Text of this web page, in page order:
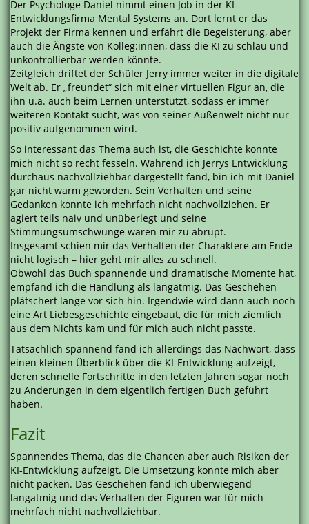
Der Psychologe Daniel nimmt einen Job in der KI-
Entwicklungsfirma Mental Systems an. Dort lernt er das
Projekt der Firma kennen und erfährt die Begeisterung, aber
auch die Ängste von Kolleg:innen, dass die KI zu schlau und
unkontrollierbar werden könnte.
Zeitgleich driftet der Schüler Jerry immer weiter in die digitale
Welt ab. Er „freundet“ sich mit einer virtuellen Figur an, die
ihn u.a. auch beim Lernen unterstützt, sodass er immer
weiteren Kontakt sucht, was von seiner Außenwelt nicht nur
positiv aufgenommen wird.
So interessant das Thema auch ist, die Geschichte konnte
mich nicht so recht fesseln. Während ich Jerrys Entwicklung
durchaus nachvollziehbar dargestellt fand, bin ich mit Daniel
gar nicht warm geworden. Sein Verhalten und seine
Gedanken konnte ich mehrfach nicht nachvollziehen. Er
agiert teils naiv und unüberlegt und seine
Stimmungsumschwünge waren mir zu abrupt.
Insgesamt schien mir das Verhalten der Charaktere am Ende
nicht logisch – hier geht mir alles zu schnell.
Obwohl das Buch spannende und dramatische Momente hat,
empfand ich die Handlung als langatmig. Das Geschehen
plätschert lange vor sich hin. Irgendwie wird dann auch noch
eine Art Liebesgeschichte eingebaut, die für mich ziemlich
aus dem Nichts kam und für mich auch nicht passte.
Tatsächlich spannend fand ich allerdings das Nachwort, dass
einen kleinen Überblick über die KI-Entwicklung aufzeigt,
deren schnelle Fortschritte in den letzten Jahren sogar noch
zu Änderungen in dem eigentlich fertigen Buch geführt
haben.
Fazit
Spannendes Thema, das die Chancen aber auch Risiken der
KI-Entwicklung aufzeigt. Die Umsetzung konnte mich aber
nicht packen. Das Geschehen fand ich überwiegend
langatmig und das Verhalten der Figuren war für mich
mehrfach nicht nachvollziehbar.